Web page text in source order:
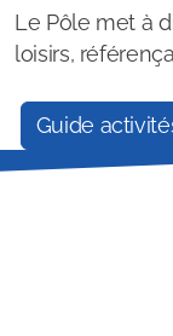
Le Pôle met à
loisirs,
Guide